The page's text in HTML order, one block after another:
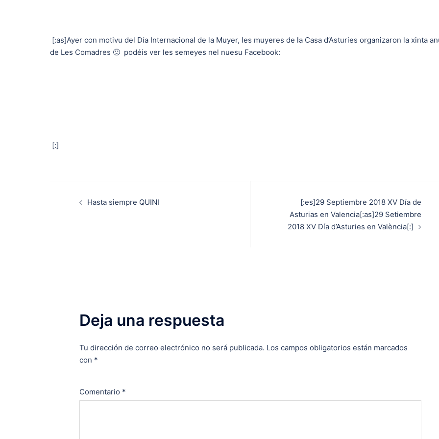
[:as]Ayer con motivu del Día Internacional de la Muyer, les muyeres de la Casa d’Asturies organizaron la xinta
de Les Comadres 🙂 podéis ver les semeyes nel nuesu Facebook:
[:]
Hasta siempre QUINI
[:es]29 Septiembre 2018 XV Día de
Asturias en Valencia[:as]29 Setiembre
2018 XV Día d’Asturies en València[:]
Deja una respuesta
Tu dirección de correo electrónico no será publicada. Los campos obligatorios están marcados
con *
Comentario *